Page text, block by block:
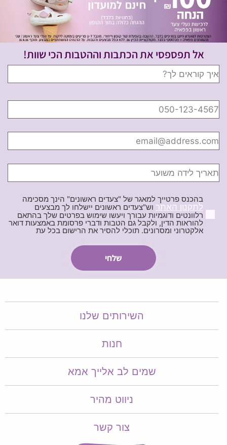
אל תפספסי את הכתבות וההטבות הכי שוות!
בהכנס פרטייך למאגר של "צעדים ראשונים" הינך מסכימה
לתקנון האתר וש"צעדים ראשונים יישלחו לך מבצעים
רלוונטים ודוגמיות עבורך ויעשו שימוש בפרטים שלך בהתאם
להוראות הדין, ולקבל גם הטבות ודברי פרסומת באמצעות דואר
אלקטרוני ומסרונים. תוכלי להסיר את הרישום בכל עת
השירותים שלנו
חנות
שמים לב אלייך אמא​​
ניווט מהיר
צור קשר